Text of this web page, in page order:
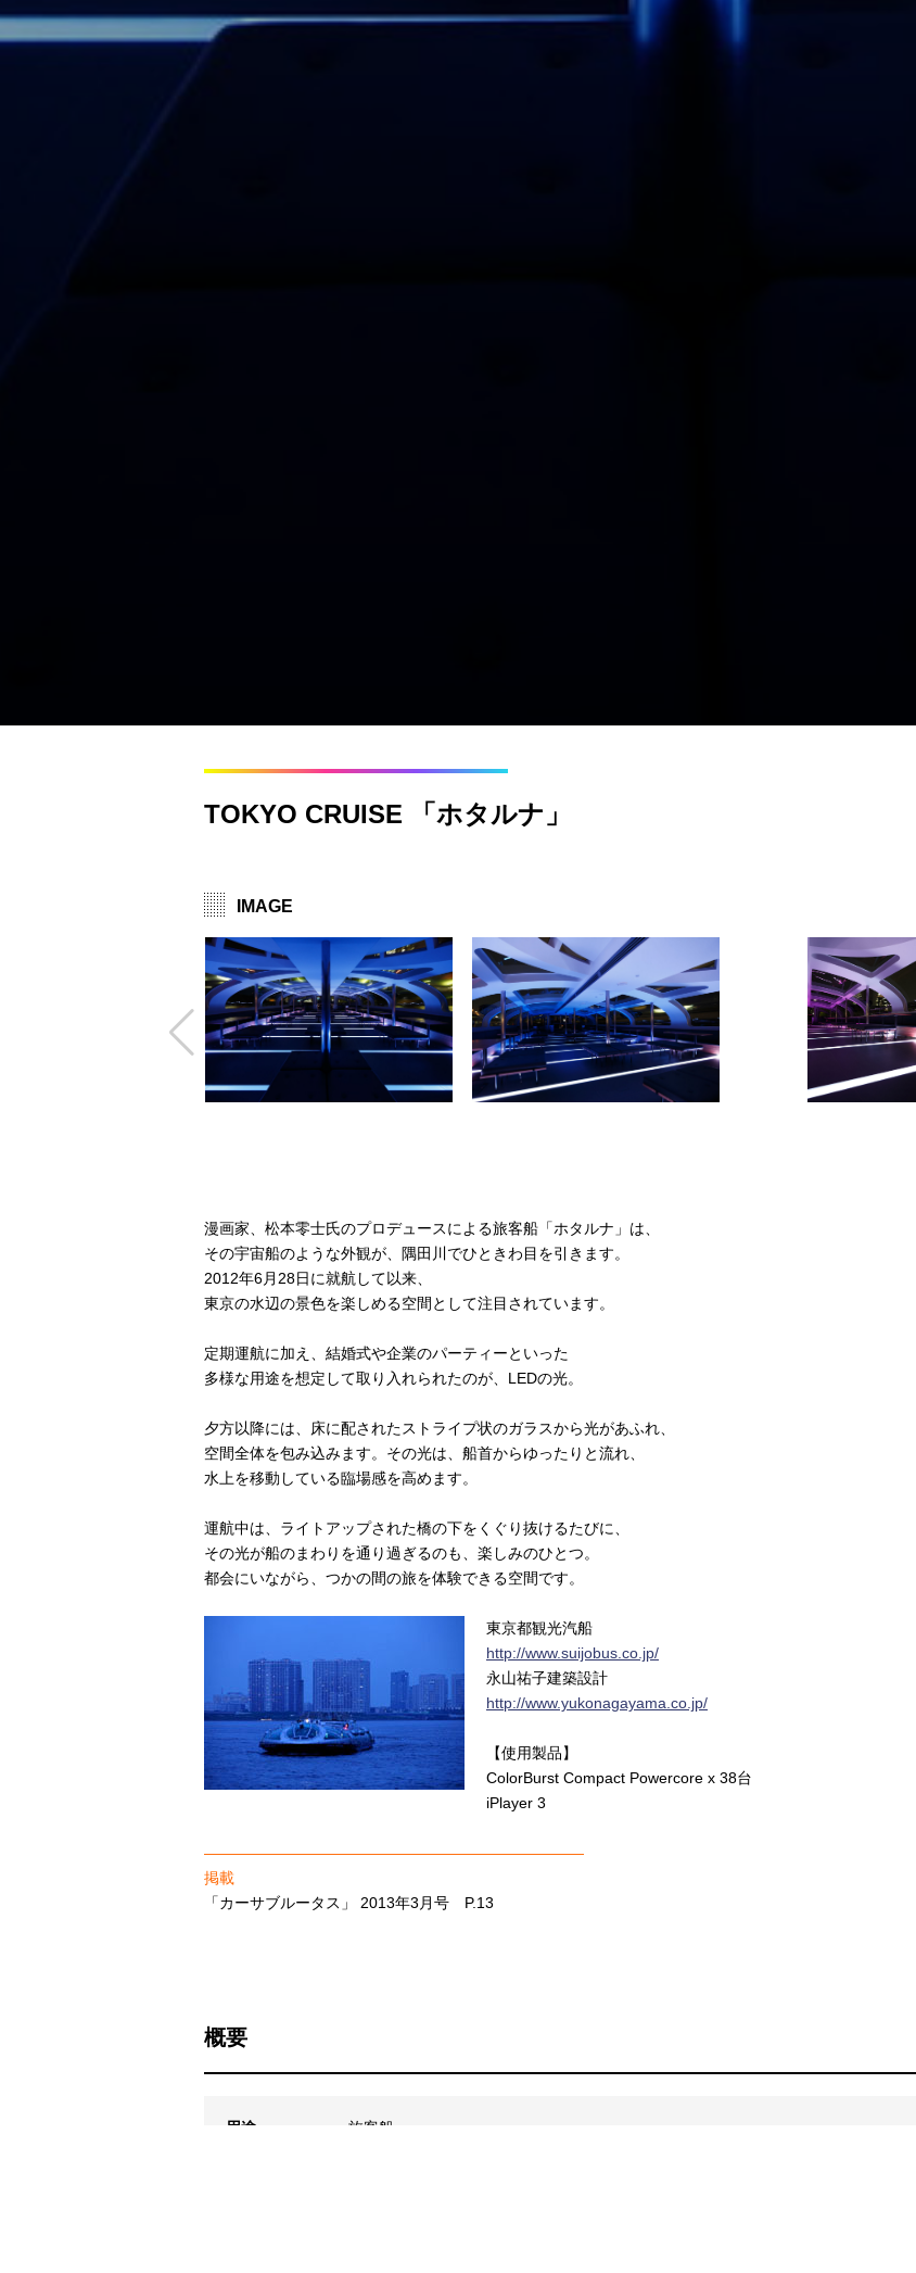
TOKYO CRUISE 「ホタルナ」
IMAGE
漫画家、松本零士氏のプロデュースによる旅客船「ホタルナ」は、
その宇宙船のような外観が、隅田川でひときわ目を引きます。
2012年6月28日に就航して以来、
東京の水辺の景色を楽しめる空間として注目されています。
定期運航に加え、結婚式や企業のパーティーといった
多様な用途を想定して取り入れられたのが、LEDの光。
夕方以降には、床に配されたストライプ状のガラスから光があふれ、
空間全体を包み込みます。その光は、船首からゆったりと流れ、
水上を移動している臨場感を高めます。
運航中は、ライトアップされた橋の下をくぐり抜けるたびに、
その光が船のまわりを通り過ぎるのも、楽しみのひとつ。
都会にいながら、つかの間の旅を体験できる空間です。
東京都観光汽船
http://www.suijobus.co.jp/
永山祐子建築設計
http://www.yukonagayama.co.jp/
【使用製品】
ColorBurst Compact Powercore x 38台
iPlayer 3
―――――――――――――――――――――――――
掲載
「カーサブルータス」 2013年3月号 P.13
概要
用途 旅客船